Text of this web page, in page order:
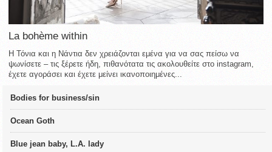
La bohème within
Η Τόνια και η Νάντια δεν χρειάζονται εμένα για να σας πείσω να
ψωνίσετε – τις ξέρετε ήδη, πιθανότατα τις ακολουθείτε στο instagram,
έχετε αγοράσει και έχετε μείνει ικανοποιημένες...
Bodies for business/sin
Ocean Goth
Blue jean baby, L.A. lady